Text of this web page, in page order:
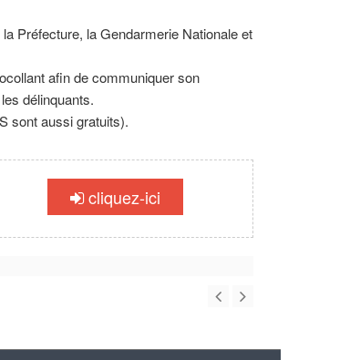
Préfecture, la Gendarmerie Nationale et
afin de communiquer son
délinquants.
sont aussi gratuits).
cliquez-ici